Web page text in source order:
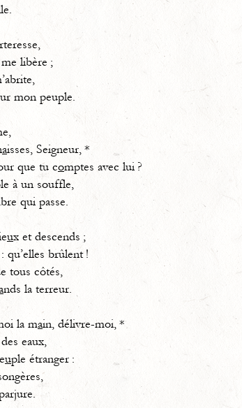
libère ;
mon peuple.
aisses, Seigneur, *
que tu comptes avec lui ?
à un souffle,
qui passe.
ux et descends ;
qu’elles brûlent !
tous côtés,
nds la terreur.
la main, délivre-moi, *
eaux,
uple étranger :